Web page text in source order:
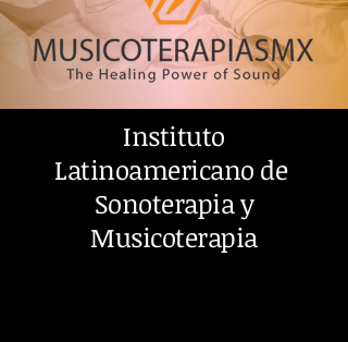
Instituto
Latinoamericano de
Sonoterapia y
Musicoterapia